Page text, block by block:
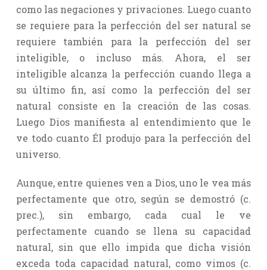
como las negaciones y privaciones. Luego cuanto
se requiere para la perfección del ser natural se
requiere también para la perfección del ser
inteligible, o incluso más. Ahora, el ser
inteligible alcanza la perfección cuando llega a
su último fin, así como la perfección del ser
natural consiste en la creación de las cosas.
Luego Dios manifiesta al entendimiento que le
ve todo cuanto Él produjo para la perfección del
universo.
Aunque, entre quienes ven a Dios, uno le vea más
perfectamente que otro, según se demostró (c.
prec.), sin embargo, cada cual le ve
perfectamente cuando se llena su capacidad
natural, sin que ello impida que dicha visión
exceda toda capacidad natural, como vimos (c.